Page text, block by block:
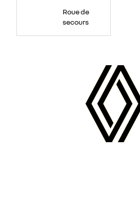
Roue de
secours